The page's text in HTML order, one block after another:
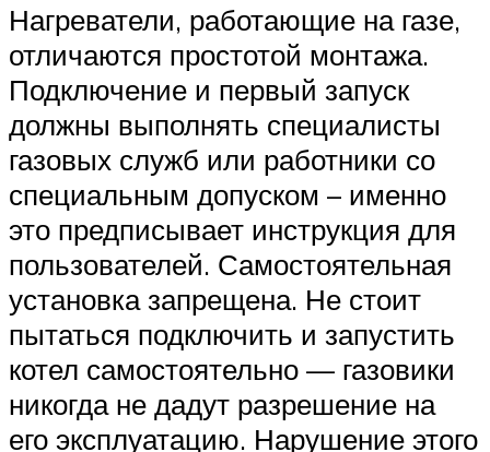
Нагреватели, работающие на газе,
отличаются простотой монтажа.
Подключение и первый запуск
должны выполнять специалисты
газовых служб или работники со
специальным допуском – именно
это предписывает инструкция для
пользователей. Самостоятельная
установка запрещена. Не стоит
пытаться подключить и запустить
котел самостоятельно — газовики
никогда не дадут разрешение на
его эксплуатацию. Нарушение этого